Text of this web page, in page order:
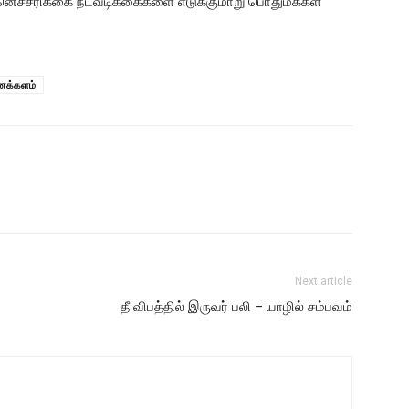
Next article
தீ விபத்தில் இருவர் பலி – யாழில் சம்பவம்